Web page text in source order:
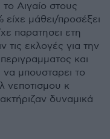
το Αιγαίο στους
μάθει/προσέξει
παρατησει ετη
τις εκλογές για την
και
να μπουσταρει το
νεποτισμου κ
δυναμικά